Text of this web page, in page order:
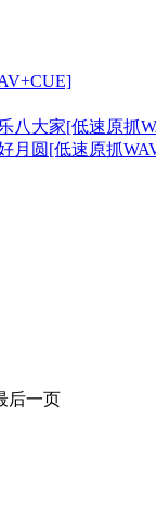
八大家[低速原抓
月圆[低速原抓
后一页